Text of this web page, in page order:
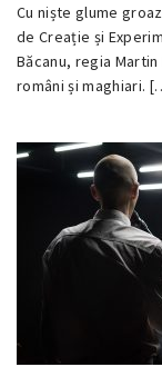
31
OCTOMBRIE
2025
Cu niște glume
de Creație și
Băcanu, regia
români și maghiari.